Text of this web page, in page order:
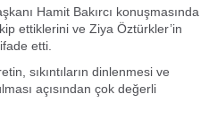
Hamit Bakırcı konuşmasında
ettiklerini ve Ziya Öztürkler’in
etti.
sıkıntıların dinlenmesi ve
açısından çok değerli